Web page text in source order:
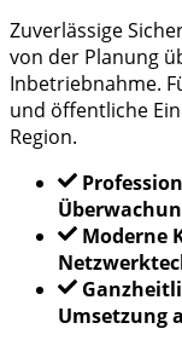
Zuverlässige
von der Planung
Inbetriebnahme.
und öffentliche
Region.
Moderne
Umsetzung